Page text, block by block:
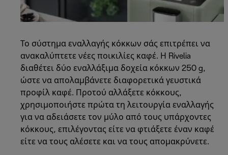
Το σύστημα εναλλαγής κόκκων σάς επιτρέπει να
ανακαλύπτετε νέες ποικιλίες καφέ. Η Rivelia
διαθέτει δύο εναλλάξιμα δοχεία κόκκων 250 g,
ώστε να απολαμβάνετε διαφορετικά γευστικά
προφίλ καφέ. Προτού αλλάξετε κόκκους,
χρησιμοποιήστε πρώτα τη λειτουργία εναλλαγής
για να αδειάσετε τον μύλο από τους υπάρχοντες
κόκκους, επιλέγοντας είτε να φτιάξετε έναν καφέ
είτε να τους αλέσετε και να τους απομακρύνετε.